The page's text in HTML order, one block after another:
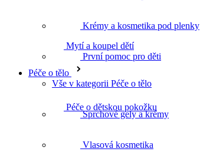
Péče o dětskou pokožku
Krémy a kosmetika pod plenky
Krémy a kosmetika pod plenky
První pomoc pro děti
Péče o tělo
Vše v kategorii Péče o tělo
Sprchové gely a krémy
Vlasová kosmetika